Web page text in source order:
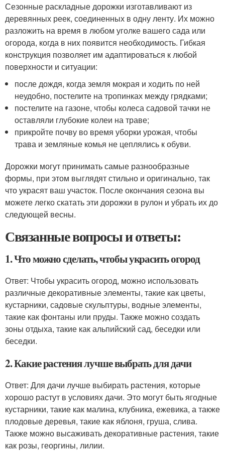
Сезонные раскладные дорожки изготавливают из
деревянных реек, соединенных в одну ленту. Их можно
разложить на время в любом уголке вашего сада или
огорода, когда в них появится необходимость. Гибкая
конструкция позволяет им адаптироваться к любой
поверхности и ситуации:
после дождя, когда земля мокрая и ходить по ней
неудобно, постелите на тропинках между грядками;
постелите на газоне, чтобы колеса садовой тачки не
оставляли глубокие колеи на траве;
прикройте почву во время уборки урожая, чтобы
трава и земляные комья не цеплялись к обуви.
Дорожки могут принимать самые разнообразные
формы, при этом выглядят стильно и оригинально, так
что украсят ваш участок. После окончания сезона вы
можете легко скатать эти дорожки в рулон и убрать их до
следующей весны.
Связанные вопросы и ответы:
1. Что можно сделать, чтобы украсить огород
Ответ: Чтобы украсить огород, можно использовать
различные декоративные элементы, такие как цветы,
кустарники, садовые скульптуры, водные элементы,
такие как фонтаны или пруды. Также можно создать
зоны отдыха, такие как альпийский сад, беседки или
беседки.
2. Какие растения лучше выбрать для дачи
Ответ: Для дачи лучше выбирать растения, которые
хорошо растут в условиях дачи. Это могут быть ягодные
кустарники, такие как малина, клубника, ежевика, а также
плодовые деревья, такие как яблоня, груша, слива.
Также можно высаживать декоративные растения, такие
как розы, георгины, лилии.